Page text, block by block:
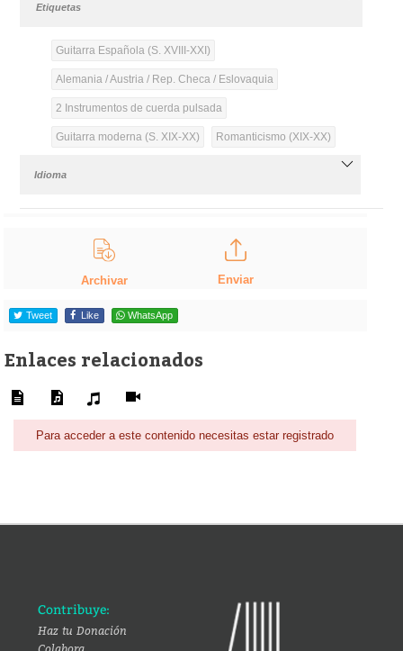
Etiquetas
Guitarra Española (S. XVIII-XXI)
Alemania / Austria / Rep. Checa / Eslovaquia
2 Instrumentos de cuerda pulsada
Guitarra moderna (S. XIX-XX) Romanticismo (XIX-XX)
Idioma
Archivar Enviar
Tweet Like WhatsApp
Enlaces relacionados
Para acceder a este contenido necesitas estar registrado
Contribuye:
Haz tu Donación